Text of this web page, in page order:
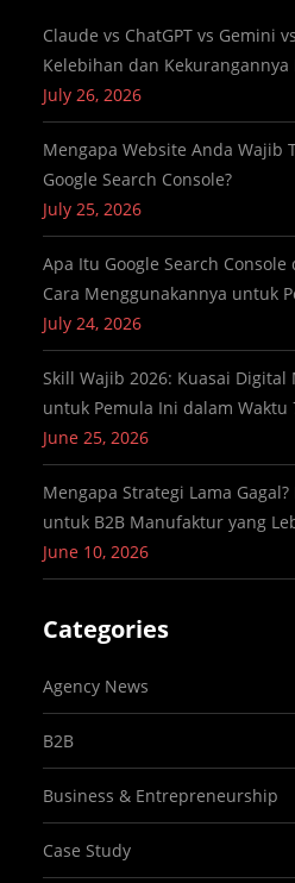
Claude vs ChatGPT vs Gemini
Kelebihan dan Kekurangannya
July 26, 2026
Mengapa Website Anda Wajib
Google Search Console?
July 25, 2026
Apa Itu Google Search Console
Cara Menggunakannya untuk
July 24, 2026
Skill Wajib 2026: Kuasai Digital
untuk Pemula Ini dalam Waktu
June 25, 2026
Mengapa Strategi Lama
untuk B2B Manufaktur yang
June 10, 2026
Categories
Agency News
B2B
Business & Entrepreneurship
Case Study